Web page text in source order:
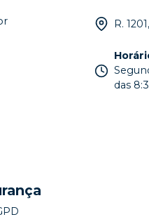
R.
das